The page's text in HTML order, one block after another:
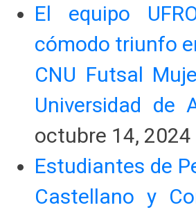
El equipo
cómodo triunfo
CNU Futsal
Universidad de
octubre 14, 2024
Estudiantes de
Castellano y